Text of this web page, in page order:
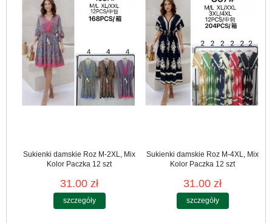
Sukienki damskie Roz M-2XL, Mix
Kolor Paczka 12 szt
31.00 zł
szczegóły
Sukienki damskie Roz M-4XL, Mix
Kolor Paczka 12 szt
31.00 zł
szczegóły